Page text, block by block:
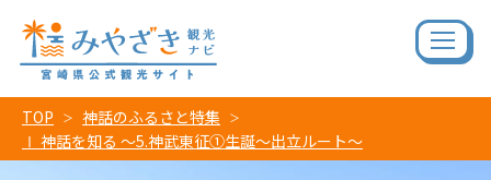
TOP
神話のふるさと特集
Ⅰ 神話を知る ～5.神武東征①生誕～出立ルート～